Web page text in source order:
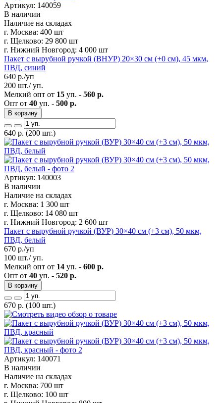
Артикул: 140059
В наличии
Наличие на складах
г. Москва: 400 шт
г. Щелково: 29 800 шт
г. Нижний Новгород: 4 000 шт
Пакет с вырубной ручкой (ВНУР) 20×30 см (+0 см), 45 мкм,
ПВД, синий
640 р./уп
200 шт./ уп.
Мелкий опт от 15 уп. - 560 р.
Опт от 40 уп. - 500 р.
В корзину
640 р. (200 шт.)
Артикул: 140003
В наличии
Наличие на складах
г. Москва: 1 300 шт
г. Щелково: 14 080 шт
г. Нижний Новгород: 2 600 шт
Пакет с вырубной ручкой (ВУР) 30×40 см (+3 см), 50 мкм,
ПВД, белый
670 р./уп
100 шт./ уп.
Мелкий опт от 14 уп. - 600 р.
Опт от 40 уп. - 520 р.
В корзину
670 р. (100 шт.)
Артикул: 140071
В наличии
Наличие на складах
г. Москва: 700 шт
г. Щелково: 100 шт